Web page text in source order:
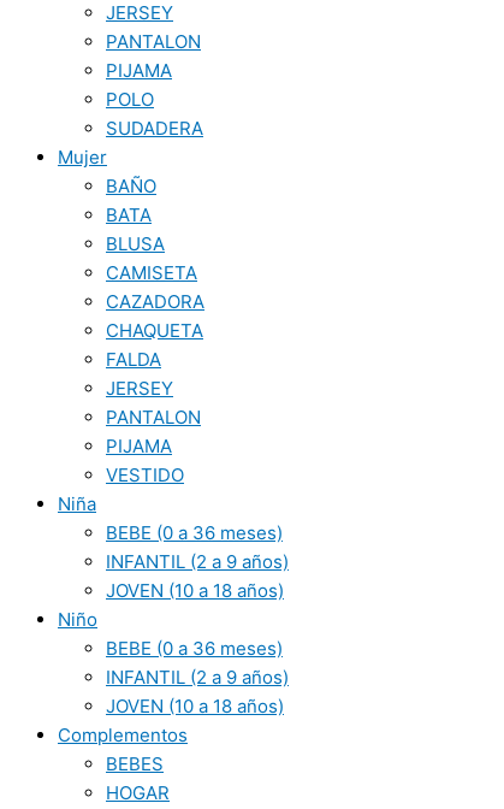
JERSEY
PANTALON
PIJAMA
POLO
SUDADERA
Mujer
BAÑO
BATA
BLUSA
CAMISETA
CAZADORA
CHAQUETA
FALDA
JERSEY
PANTALON
PIJAMA
VESTIDO
Niña
BEBE (0 a 36 meses)
INFANTIL (2 a 9 años)
JOVEN (10 a 18 años)
Niño
BEBE (0 a 36 meses)
INFANTIL (2 a 9 años)
JOVEN (10 a 18 años)
Complementos
BEBES
HOGAR